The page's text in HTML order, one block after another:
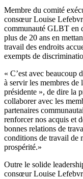
Membre du comité
consœurLouise
communauté GLBT en
plus de 20 ans en
travail des endroits
exempts de
« C’est avec beaucoup
à servirles membres de
présidente », de dire la
collaborer avec les
partenaires
renforcernos acquis et
bonnes relations de
conditions de travail de
prospérité.»
Outre le solide
consœurLouise